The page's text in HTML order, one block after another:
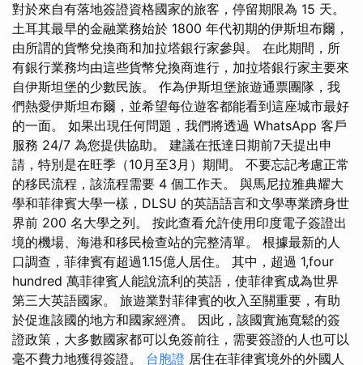
對於來自有落地簽證資格國家的旅客，停留期限為 15 天。
土耳其最早的金融業務始於 1800 年代初期的伊斯坦布爾，
由所謂的貨幣兌換商和加拉塔銀行家參與。 在此期間，所
有銀行業務均由這些貨幣兌換商進行，加拉塔銀行家主要來
自伊斯坦堡的少數民族。 作為伊斯坦堡旅遊通票團隊，我
們熱愛伊斯坦布爾，並希望每位遊客都能看到這座城市最好
的一面。 如果出現任何問題，我們將透過 WhatsApp 客戶
服務 24/7 為您提供協助。 建議在抵達日期前7天提出申
請，特別是在旺季（10月至3月）期間。 不要忘記考慮正常
的移民流程，該流程需要 4 個工作天。 與馬尼拉雅典耀大
學和菲律賓大學一樣，DLSU 的英語語言和文學專業躋身世
界前 200 名大學之列。 按此查看允許使用印度電子簽證出
境的機場、海港和移民檢查站的完整清單。 根據最新的人
口調查，菲律賓有超過1.15億人居住。 其中，超過 1,four
hundred 萬菲律賓人能說流利的英語，使菲律賓成為世界
第三大英語國家。 旅遊業對菲律賓的收入至關重要，有助
於促進該國的地方和國家經濟。 因此，該國實施寬鬆的簽
證政策，大多數國家都可以免簽前往，需要簽證的人也可以
毫不費力地獲得簽證。 台胞證 居住在菲律賓境外的外國人